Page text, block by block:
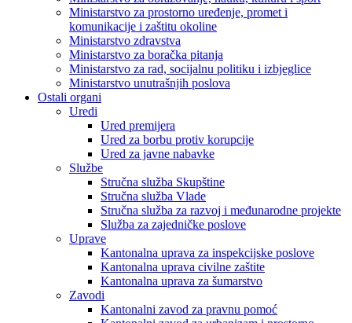
Ministarstvo za prostorno uređenje, promet i
komunikacije i zaštitu okoline
Ministarstvo zdravstva
Ministarstvo za boračka pitanja
Ministarstvo za rad, socijalnu politiku i izbjeglice
Ministarstvo unutrašnjih poslova
Ostali organi
Uredi
Ured premijera
Ured za borbu protiv korupcije
Ured za javne nabavke
Službe
Stručna služba Skupštine
Stručna služba Vlade
Stručna služba za razvoj i međunarodne projekte
Služba za zajedničke poslove
Uprave
Kantonalna uprava za inspekcijske poslove
Kantonalna uprava civilne zaštite
Kantonalna uprava za šumarstvo
Zavodi
Kantonalni zavod za pravnu pomoć